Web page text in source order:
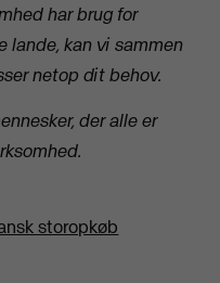
har brug for
lande, kan vi sammen
netop dit behov.
der alle er
storopkøb